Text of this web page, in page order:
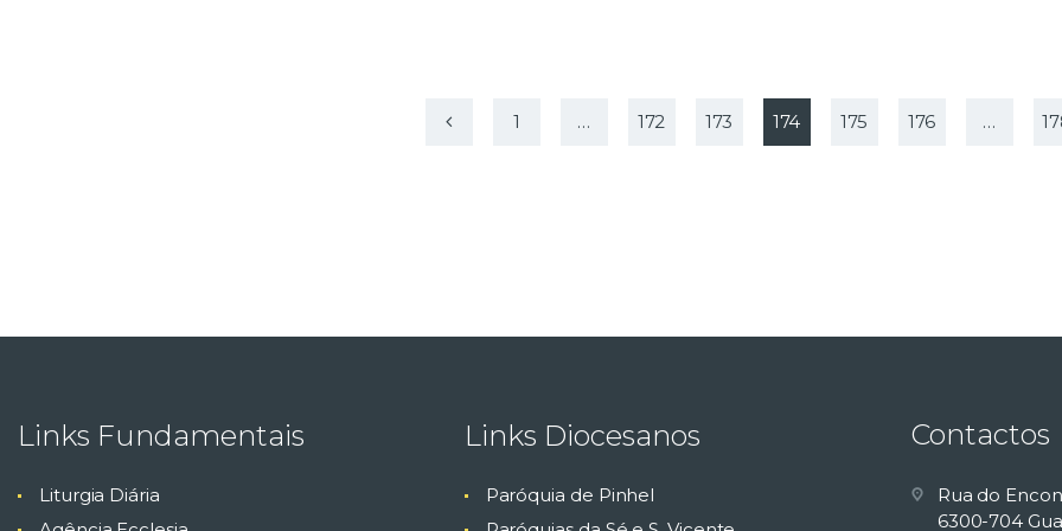
1 … 172 173 174 175 176 …
Links Fundamentais
Liturgia Diária
Links Diocesanos
Paróquia de Pinhel
Contactos
Rua do
6300-704